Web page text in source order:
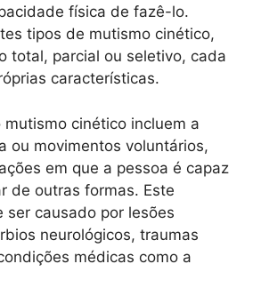
física de fazê-lo.
tipos de mutismo cinético,
total, parcial ou seletivo, cada
características.
mutismo cinético incluem a
ou movimentos voluntários,
em que a pessoa é capaz
de outras formas. Este
ser causado por lesões
neurológicos, traumas
médicas como a